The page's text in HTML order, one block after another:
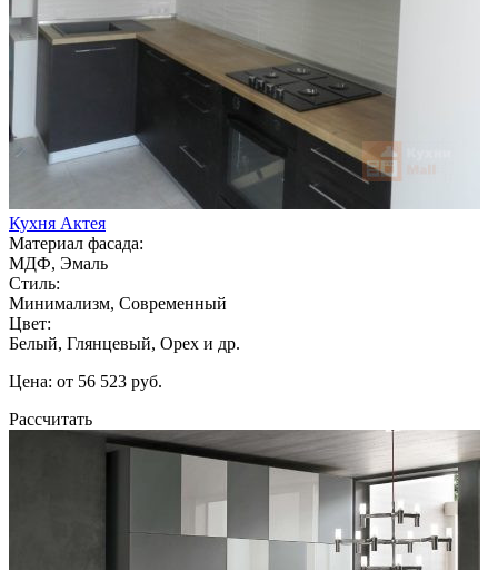
Кухня Актея
Материал фасада:
МДФ, Эмаль
Стиль:
Минимализм, Современный
Цвет:
Белый, Глянцевый, Орех и др.
Цена: от 56 523 руб.
Рассчитать